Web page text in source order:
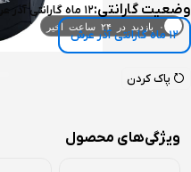
۰ خریدار در ۱ ماه اخیر
وضعیت گارانتی:12 ماه گارانتی آذر عرش
12 ماه گارانتی آذر عرش
پاک کردن
ویژگی‌های محصول